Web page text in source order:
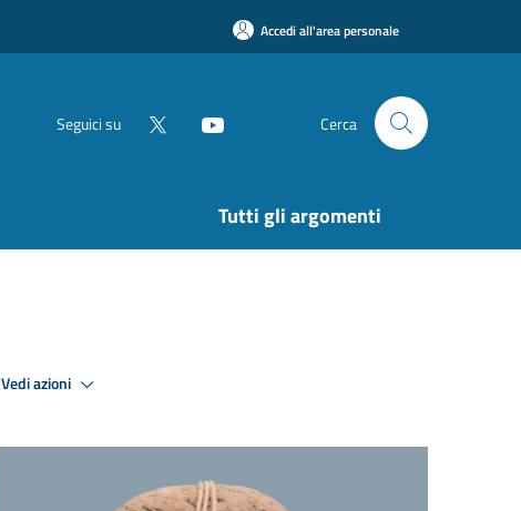
Accedi all'area personale
Seguici su Cerca
Tutti gli argomenti
Vedi azioni